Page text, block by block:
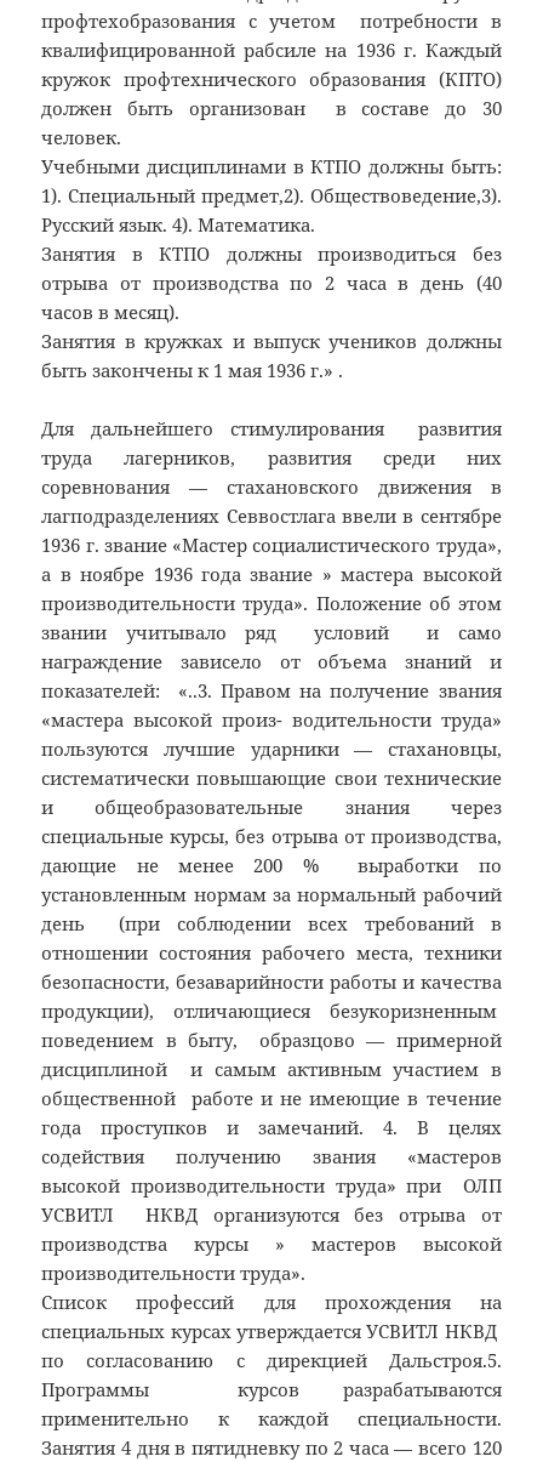
профтехобразования с учетом потребности в
квалифицированной рабсиле на 1936 г. Каждый
кружок профтехнического образования (КПТО)
должен быть организован в составе до 30
человек.
Учебными дисциплинами в КТПО должны быть:
1). Специальный предмет,2). Обществоведение,3).
Русский язык. 4). Математика.
Занятия в КТПО должны производиться без
отрыва от производства по 2 часа в день (40
часов в месяц).
Занятия в кружках и выпуск учеников должны
быть закончены к 1 мая 1936 г.» .
Для дальнейшего стимулирования развития
труда лагерников, развития среди них
соревнования — стахановского движения в
лагподразделениях Севвостлага ввели в сентябре
1936 г. звание «Мастер социалистического труда»,
а в ноябре 1936 года звание » мастера высокой
производительности труда». Положение об этом
звании учитывало ряд условий и само
награждение зависело от объема знаний и
показателей: «..3. Правом на получение звания
«мастера высокой произ- водительности труда»
пользуются лучшие ударники — стахановцы,
систематически повышающие свои технические
и общеобразовательные знания через
специальные курсы, без отрыва от производства,
дающие не менее 200 % выработки по
установленным нормам за нормальный рабочий
день (при соблюдении всех требований в
отношении состояния рабочего места, техники
безопасности, безаварийности работы и качества
продукции), отличающиеся безукоризненным
поведением в быту, образцово — примерной
дисциплиной и самым активным участием в
общественной работе и не имеющие в течение
года проступков и замечаний. 4. В целях
содействия получению звания «мастеров
высокой производительности труда» при ОЛП
УСВИТЛ НКВД организуются без отрыва от
производства курсы » мастеров высокой
производительности труда».
Список профессий для прохождения на
специальных курсах утверждается УСВИТЛ НКВД
по согласованию с дирекцией Дальстроя.5.
Программы курсов разрабатываются
применительно к каждой специальности.
Занятия 4 дня в пятидневку по 2 часа — всего 120